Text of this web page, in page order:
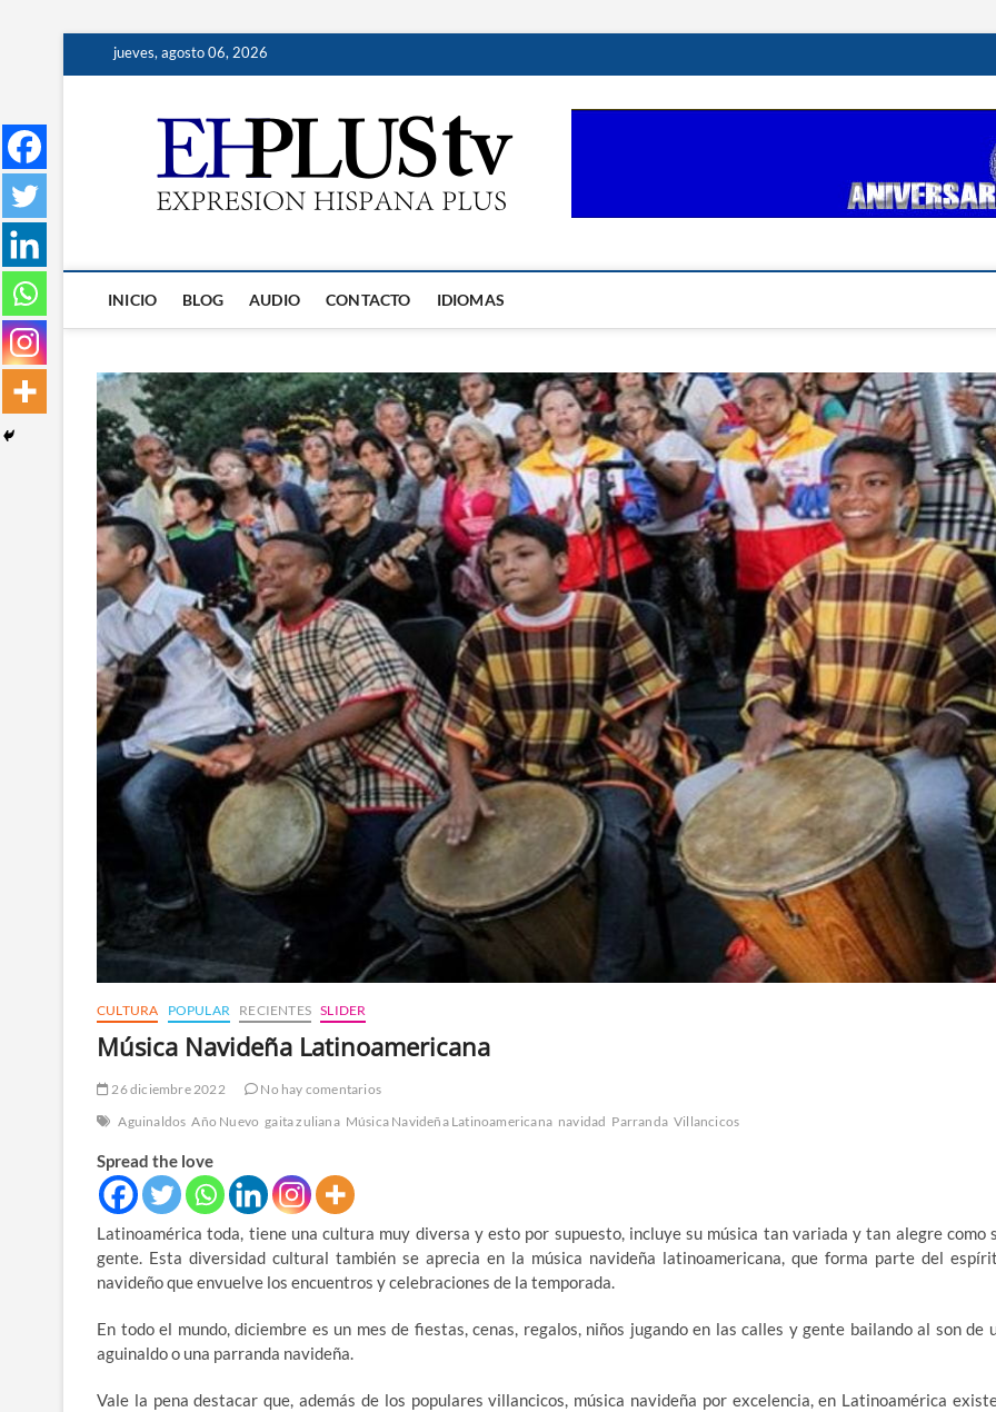
jueves, agosto 06, 2026
INICIO BLOG AUDIO CONTACTO IDIOMAS
CULTURA POPULAR RECIENTES SLIDER
Música Navideña Latinoamericana
26 diciembre 2022
No hay comentarios
Aguinaldos Año Nuevo gaita zuliana Música Navideña Latinoamericana navidad Parranda Villancicos
Spread the love
Latinoamérica toda, tiene una cultura muy diversa y esto por supuesto, incluye su música tan variada y tan alegre como
gente. Esta diversidad cultural también se aprecia en la música navideña latinoamericana, que forma parte del
navideño que envuelve los encuentros y celebraciones de la temporada.
En todo el mundo, diciembre es un mes de fiestas, cenas, regalos, niños jugando en las calles y gente bailando al son de
aguinaldo o una parranda navideña.
Vale la pena destacar que, además de los populares villancicos, música navideña por excelencia, en Latinoamérica